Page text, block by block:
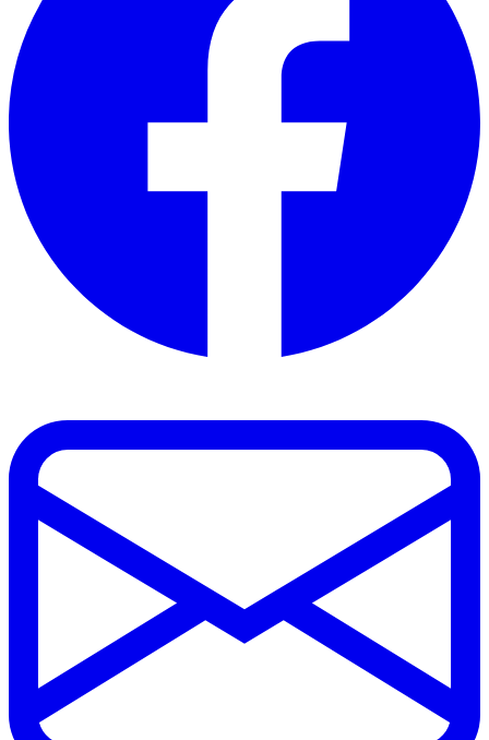
auch Informationen über Ihre Nutzung unserer Website
mit unseren Partnern für soziale Medien, Werbung und
Analysen. Diese Partner können diese Daten mit anderen
gestellt haben oder die sie auf der Grundlage Ihrer